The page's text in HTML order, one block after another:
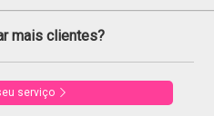
mais clientes?
serviço